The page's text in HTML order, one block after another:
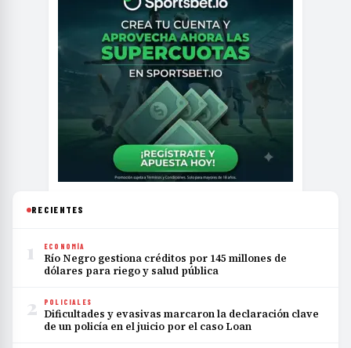
RECIENTES
1 ECONOMÍA
Río Negro gestiona créditos por 145 millones de
dólares para riego y salud pública
2 POLICIALES
Dificultades y evasivas marcaron la declaración clave
de un policía en el juicio por el caso Loan